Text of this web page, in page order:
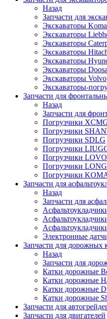
Назад
Запчасти для
Экскаваторы
Экскаваторы
Экскаваторы
Экскаваторы
Экскаваторы
Экскаваторы
Экскаваторы Volvo
Экскаваторы-
Запчасти для
Назад
Запчасти для
Погрузчики
Погрузчики
Погрузчики SDLG
Погрузчики
Погрузчики
Погрузчики
Погрузчики
Запчасти для
Назад
Запчасти для
Электронные
Запчасти для дорожных
Назад
Запчасти для
Катки дорожные
Катки дорожные
Катки дорожные
Катки дорожные
Запчасти для
Запчасти для двигателей